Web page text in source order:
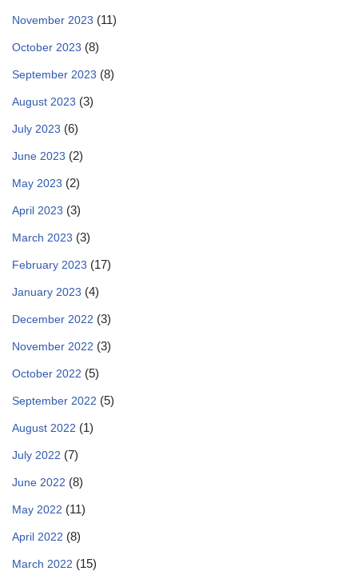
November 2023 (11)
October 2023 (8)
September 2023 (8)
August 2023 (3)
July 2023 (6)
June 2023 (2)
May 2023 (2)
April 2023 (3)
March 2023 (3)
February 2023 (17)
January 2023 (4)
December 2022 (3)
November 2022 (3)
October 2022 (5)
September 2022 (5)
August 2022 (1)
July 2022 (7)
June 2022 (8)
May 2022 (11)
April 2022 (8)
March 2022 (15)